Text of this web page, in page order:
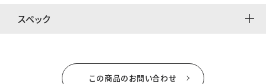
スペック
この商品のお問い合わせ